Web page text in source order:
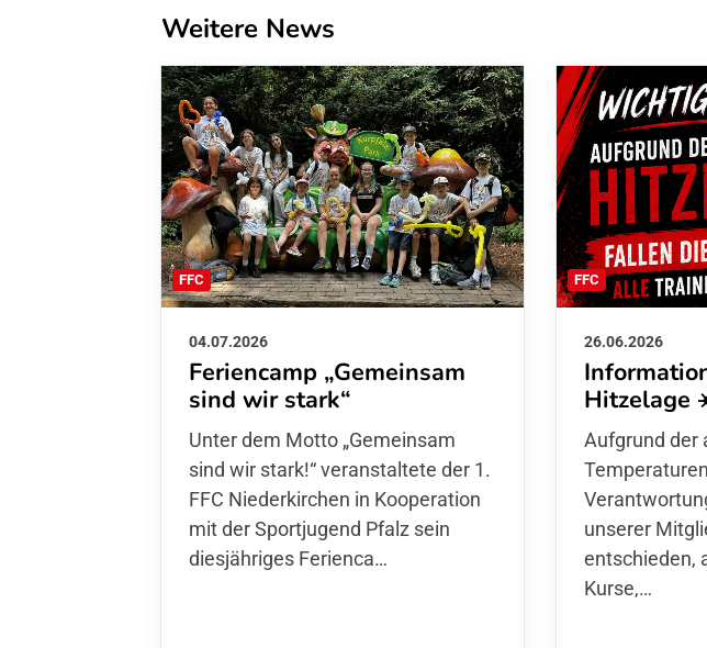
Weitere News
FFC
04.07.2026
Feriencamp „Gemeinsam
sind wir stark“
Unter dem Motto „Gemeinsam sind
wir stark!“ veranstaltete der 1. FFC
Niederkirchen in Kooperation mit
der Sportjugend Pfalz sein
diesjähriges Ferienca…
FFC
26.06.2026
Hitzelage
Aufgrund der
unserer
entschieden,
Kurse,…